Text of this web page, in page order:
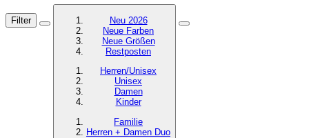
Filter
Neu 2026
Neue Farben
Neue Größen
Restposten
Herren/Unisex
Unisex
Damen
Kinder
Familie
Herren + Damen Duo